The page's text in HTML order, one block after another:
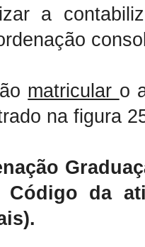
a
matricular o
na figura
da